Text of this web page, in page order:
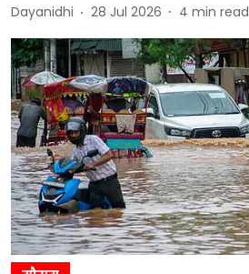
Dayanidhi 28 Jul 2026 4 min read